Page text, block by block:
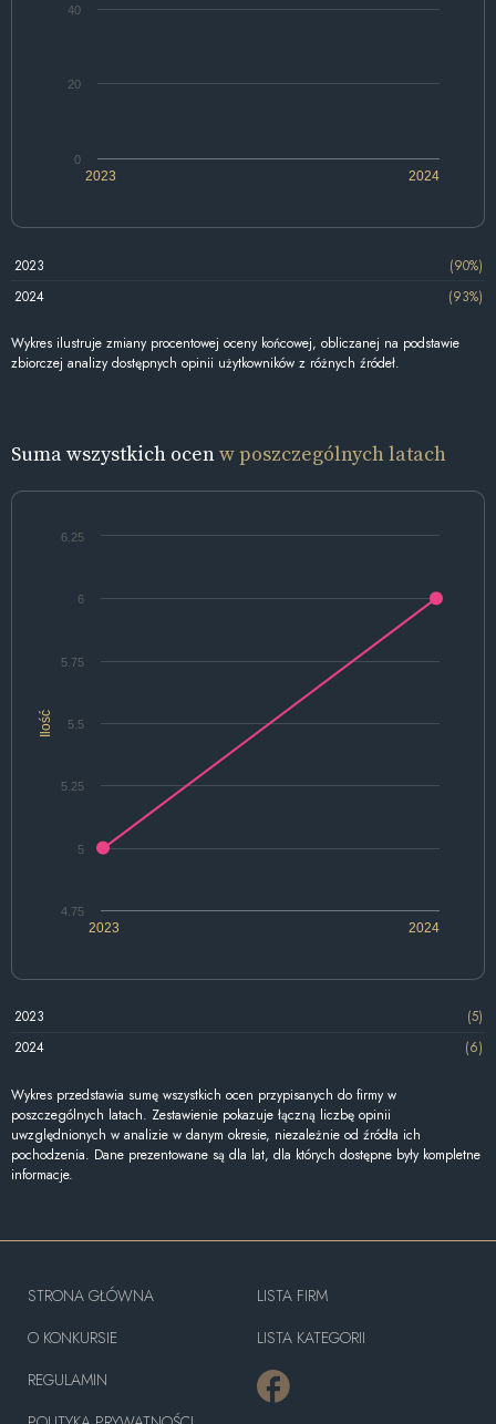
2023 2024
0
20
40
2023
(90%)
2024
(93%)
Wykres ilustruje zmiany procentowej oceny końcowej, obliczanej na podstawie
zbiorczej analizy dostępnych opinii użytkowników z różnych źródeł.
Suma wszystkich ocenw poszczególnych latach
Ilość
2023 2024
4.75
5
5.25
5.5
5.75
6
6.25
2023
(5)
2024
(6)
Wykres przedstawia sumę wszystkich ocen przypisanych do firmy w
poszczególnych latach. Zestawienie pokazuje łączną liczbę opinii
uwzględnionych w analizie w danym okresie, niezależnie od źródła ich
pochodzenia. Dane prezentowane są dla lat, dla których dostępne były kompletne
informacje.
STRONA GŁÓWNA
O KONKURSIE
REGULAMIN
LISTA FIRM
LISTA KATEGORII